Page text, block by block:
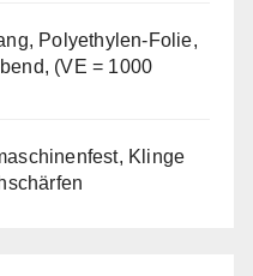
Polyethylen-Folie,
(VE = 1000
Klinge